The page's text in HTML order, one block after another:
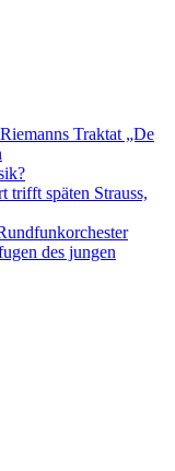
Traktat „De
trifft späten Strauss,
des jungen